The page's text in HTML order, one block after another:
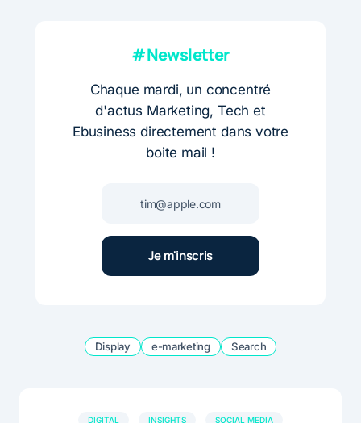
#Newsletter
Chaque mardi, un concentré
d'actus Marketing, Tech et
Ebusiness directement dans votre
boite mail !
Display e-marketing Search
DIGITAL INSIGHTS SOCIAL MEDIA